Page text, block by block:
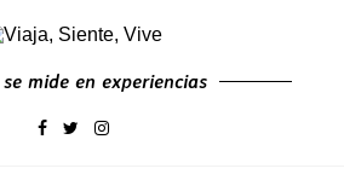
mide en experiencias